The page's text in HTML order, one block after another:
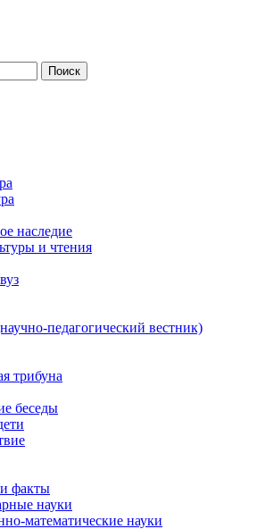
наследие
и чтения
педагогический вестник)
трибуна
беседы
факты
науки
математические науки